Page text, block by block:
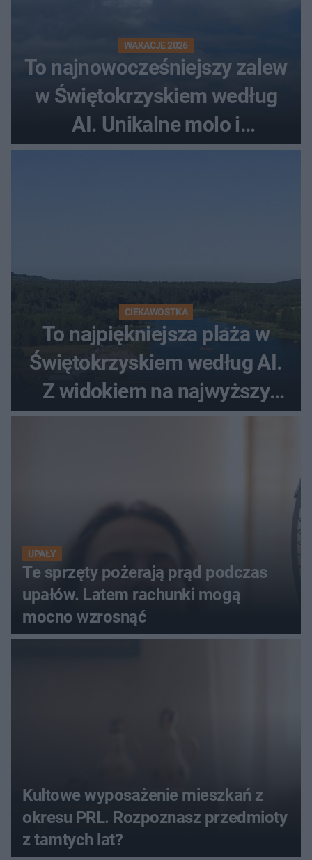
WAKACJE 2026
To najnowocześniejszy zalew
w Świętokrzyskiem według
AI. Unikalne molo i
promenada
CIEKAWOSTKA
To najpiękniejsza plaża w
Świętokrzyskiem według AI.
Z widokiem na najwyższy
szczyt Gór Świętokrzyskich
UPAŁY
Te sprzęty pożerają prąd podczas
upałów. Latem rachunki mogą
mocno wzrosnąć
Kultowe wyposażenie mieszkań z
okresu PRL. Rozpoznasz przedmioty
z tamtych lat?